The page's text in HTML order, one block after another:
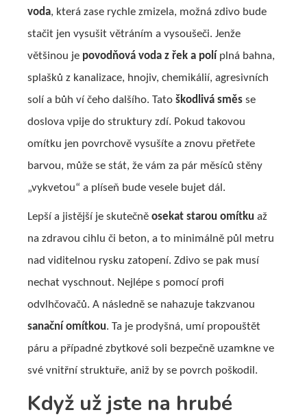
voda, která zase rychle zmizela, možná zdivo bude
stačit jen vysušit větráním a vysoušeči. Jenže
většinou je povodňová voda z řek a polí plná bahna,
splašků z kanalizace, hnojiv, chemikálií, agresivních
solí a bůh ví čeho dalšího. Tato škodlivá směs se
doslova vpije do struktury zdí. Pokud takovou
omítku jen povrchově vysušíte a znovu přetřete
barvou, může se stát, že vám za pár měsíců stěny
„vykvetou“ a plíseň bude vesele bujet dál.
Lepší a jistější je skutečně osekat starou omítku až
na zdravou cihlu či beton, a to minimálně půl metru
nad viditelnou rysku zatopení. Zdivo se pak musí
nechat vyschnout. Nejlépe s pomocí profi
odvlhčovačů. A následně se nahazuje takzvanou
sanační omítkou. Ta je prodyšná, umí propouštět
páru a případné zbytkové soli bezpečně uzamkne ve
své vnitřní struktuře, aniž by se povrch poškodil.
Když už jste na hrubé